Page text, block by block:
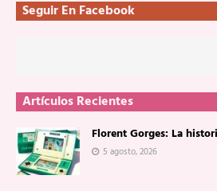
Seguir En Facebook
Artículos Recientes
Florent Gorges: La
5 agosto, 2026